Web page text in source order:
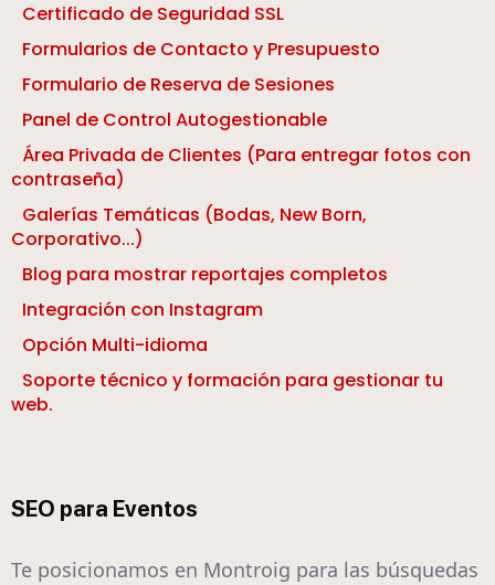
Certificado de Seguridad SSL
Formularios de Contacto y Presupuesto
Formulario de Reserva de Sesiones
Panel de Control Autogestionable
Área Privada de Clientes (Para entregar fotos con
contraseña)
Galerías Temáticas (Bodas, New Born,
Corporativo...)
Blog para mostrar reportajes completos
Integración con Instagram
Opción Multi-idioma
Soporte técnico y formación para gestionar tu
web.
SEO para Eventos
Te posicionamos en Montroig para las búsquedas